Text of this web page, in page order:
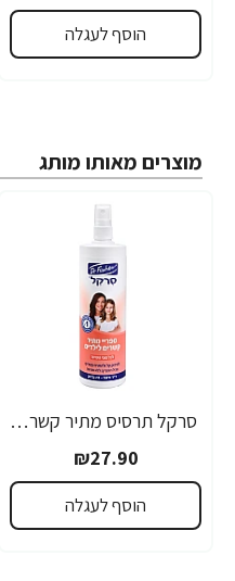
הוסף לעגלה
מוצרים מאותו מותג
סרקל תרסיס מתיר קשרים לילדים 340 מ"ל - ד"ר פישר
₪27.90
הוסף לעגלה